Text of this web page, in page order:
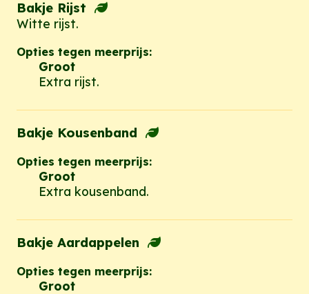
Witte rijst.
Opties tegen meerprijs:
Groot
Extra rijst.
Opties tegen meerprijs:
Groot
Extra kousenband.
Opties tegen meerprijs:
Groot